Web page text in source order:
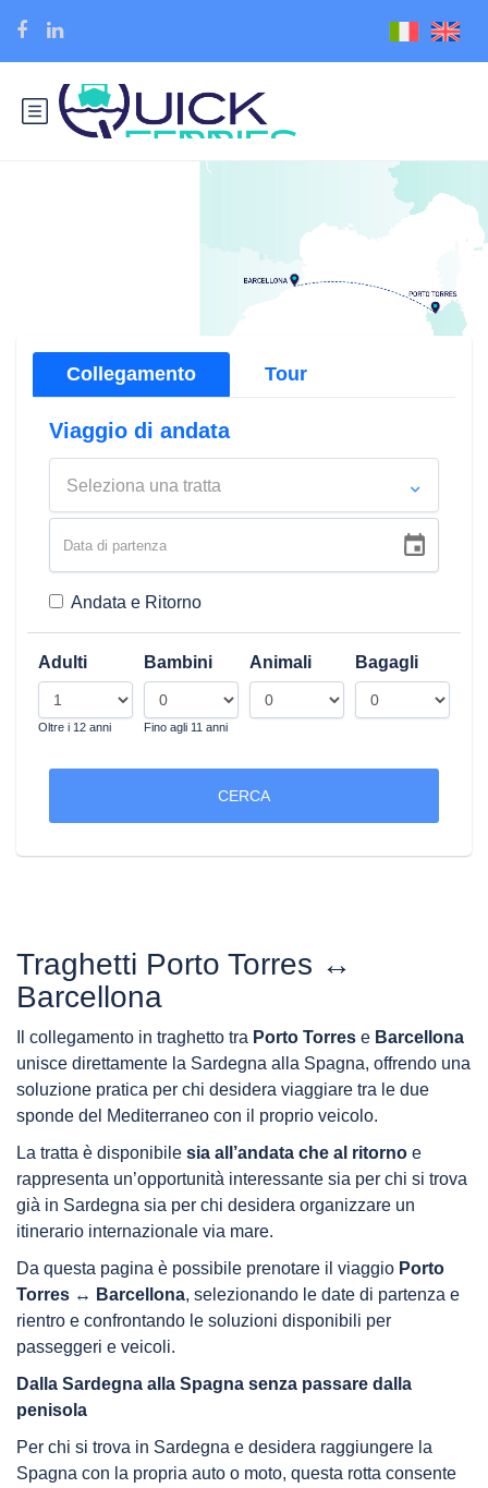
Collegamento Tour
Viaggio di andata
Seleziona una tratta
Andata e Ritorno
Adulti
Oltre i 12 anni
Bambini
Fino agli 11 anni
Animali Bagagli
CERCA
Traghetti Porto Torres ↔
Barcellona
Il collegamento in traghetto tra Porto Torres e Barcellona
unisce direttamente la Sardegna alla Spagna, offrendo una
soluzione pratica per chi desidera viaggiare tra le due
sponde del Mediterraneo con il proprio veicolo.
La tratta è disponibile sia all’andata che al ritorno e
rappresenta un’opportunità interessante sia per chi si trova
già in Sardegna sia per chi desidera organizzare un
itinerario internazionale via mare.
Da questa pagina è possibile prenotare il viaggio Porto
Torres ↔ Barcellona, selezionando le date di partenza e
rientro e confrontando le soluzioni disponibili per
passeggeri e veicoli.
Dalla Sardegna alla Spagna senza passare dalla
penisola
Per chi si trova in Sardegna e desidera raggiungere la
Spagna con la propria auto o moto, questa rotta consente